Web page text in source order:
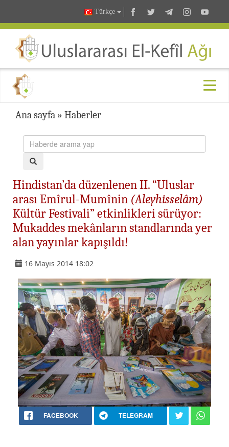
Türkçe
Ana sayfa » Haberler
Hindistan’da düzenlenen II. “Uluslar
arası Emîrul-Mumînin (Aleyhisselâm)
Kültür Festivali” etkinlikleri sürüyor:
Mukaddes mekânların standlarında yer
alan yayınlar kapışıldı!
16 Mayıs 2014 18:02
FACEBOOK TELEGRAM